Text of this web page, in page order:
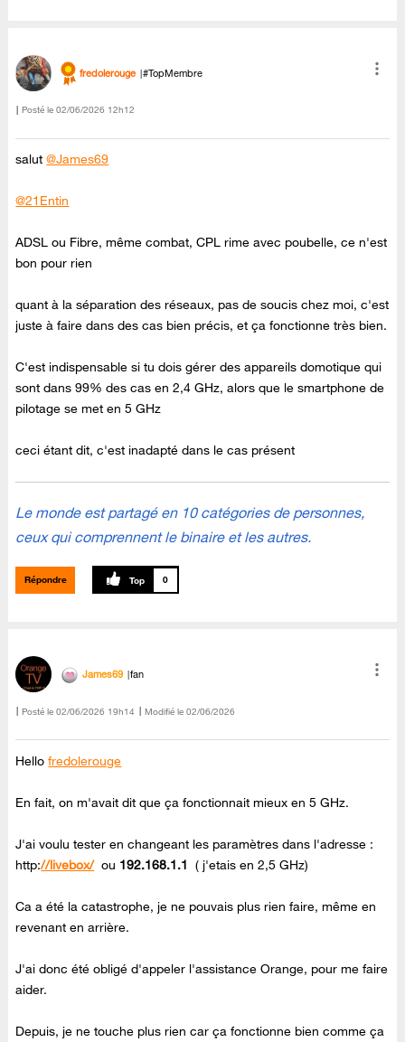
fredolerouge #TopMembre
Posté le ‎02/06/2026 12h12
salut@James69
@21Entin
ADSL ou Fibre, même combat, CPL rime avec poubelle, ce n'est
bon pour rien
quant à la séparation des réseaux, pas de soucis chez moi, c'est
juste à faire dans des cas bien précis, et ça fonctionne très bien.
C'est indispensable si tu dois gérer des appareils domotique qui
sont dans 99% des cas en 2,4 GHz, alors que le smartphone de
pilotage se met en 5 GHz
ceci étant dit, c'est inadapté dans le cas présent
Le monde est partagé en 10 catégories de personnes,
ceux qui comprennent le binaire et les autres.
Répondre 0
James69 fan
Posté le ‎02/06/2026 19h14 Modifié le 02/06/2026
Hellofredolerouge
En fait, on m'avait dit que ça fonctionnait mieux en 5 GHz.
J'ai voulu tester en changeant les paramètres dans l'adresse :
http://livebox/ou 192.168.1.1( j'etais en 2,5 GHz)
Ca a été la catastrophe, je ne pouvais plus rien faire, même en
revenant en arrière.
J'ai donc été obligé d'appeler l'assistance Orange, pour me faire
aider.
Depuis, je ne touche plus rien car ça fonctionne bien comme ça